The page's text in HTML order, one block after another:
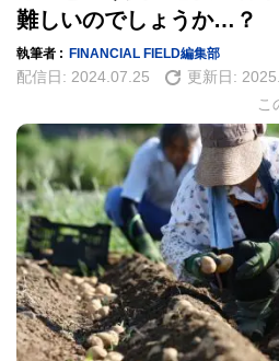
難しいのでしょうか…？
執筆者 : FINANCIAL FIELD編集部
配信日: 2024.07.25 更新日:
こ